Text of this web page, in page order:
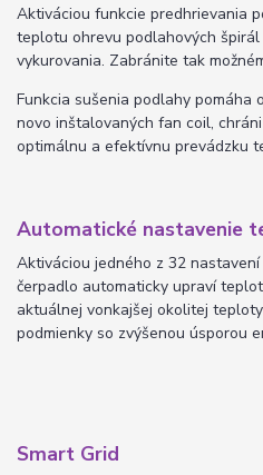
Aktiváciou funkcie predhrievania
teplotu ohrevu podlahových špirál
vykurovania. Zabránite tak
Funkcia sušenia podlahy
novo inštalovaných fan coil,
optimálnu a efektívnu prevádzku
Automatické nastavenie
Aktiváciou jedného z 32
čerpadlo automaticky upraví
aktuálnej vonkajšej okolitej
podmienky so zvýšenou úsporou
Smart Grid